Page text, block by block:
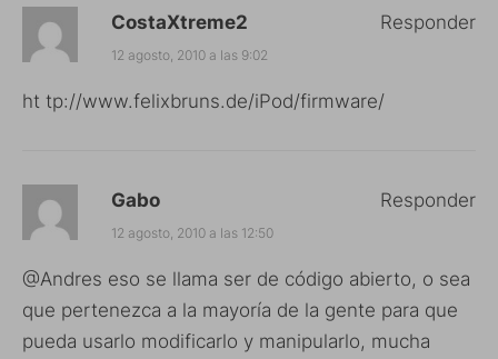
CostaXtreme2
12 agosto, 2010 a las 9:02
ht tp://www.felixbruns.de/iPod/firmware/
Responder
Gabo
12 agosto, 2010 a las 12:50
@Andres eso se llama ser de código abierto, o sea
que pertenezca a la mayoría de la gente para que
pueda usarlo modificarlo y manipularlo, mucha
Responder